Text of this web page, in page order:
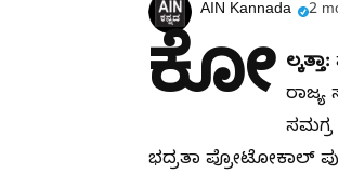
AIN Kannada 2
ಕೋ ಲ್ಕತ್ತಾ:
ರಾಜ್ಯ
ಸಮಗ್ರ
ಭದ್ರತಾ ಪ್ರೋಟೋಕಾಲ್